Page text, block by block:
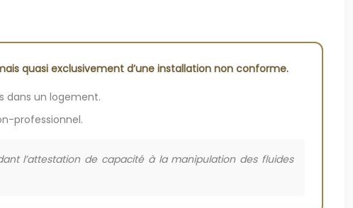
quasi exclusivement d’une installation non conforme.
dans un logement.
professionnel.
l’attestation de capacité à la manipulation des fluides